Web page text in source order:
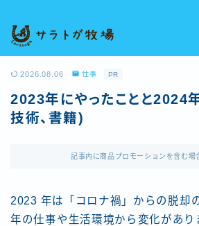
MENU
プライバシーポリシー
利用規約／特定商取引法に基づく表
新着記事を読む
運営者情報
2026.08.06 仕事 PR
2023年にやったことと2024
技術、書籍)
記事内に商品プロモーションを含む場
2023 年は「コロナ禍」からの脱却
年の仕事や生活環境から変化があり